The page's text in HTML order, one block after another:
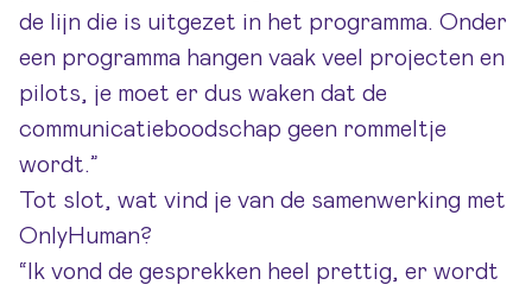
de lijn die is uitgezet in het programma. Onder
een programma hangen vaak veel projecten en
pilots, je moet er dus waken dat de
communicatieboodschap geen rommeltje
wordt.”
Tot slot, wat vind je van de samenwerking met
OnlyHuman?
“Ik vond de gesprekken heel prettig, er wordt